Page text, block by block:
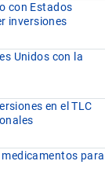
con Estados
inversiones
Unidos con la
en el TLC
para